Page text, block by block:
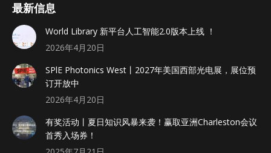
最新信息
World Library 新平台人工智能2.0版本上线 ！
2026年4月20日
SPlE Photonics West丨2027年美国西部光电展，展位预
订开放中
2026年4月20日
有奖活动丨夏日知识风暴来袭！赢取亚洲Charleston会议
首秀入场券！